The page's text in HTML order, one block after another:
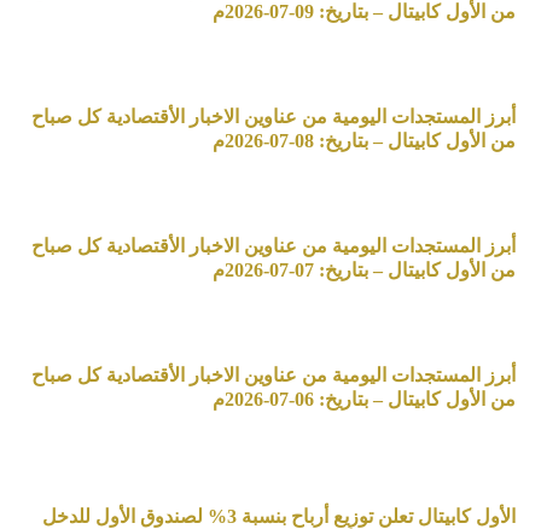
من الأول كابيتال – بتاريخ: 09-07-2026م
أبرز المستجدات اليومية من عناوين الاخبار الأقتصادية كل صباح
من الأول كابيتال – بتاريخ: 08-07-2026م
أبرز المستجدات اليومية من عناوين الاخبار الأقتصادية كل صباح
من الأول كابيتال – بتاريخ: 07-07-2026م
أبرز المستجدات اليومية من عناوين الاخبار الأقتصادية كل صباح
من الأول كابيتال – بتاريخ: 06-07-2026م
الأول كابيتال تعلن توزيع أرباح بنسبة 3% لصندوق الأول للدخل